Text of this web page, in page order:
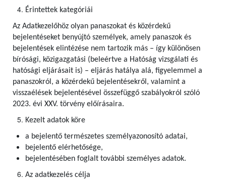
Érintettek kategóriái
Az Adatkezelőhöz olyan panaszokat és közérdekű
bejelentéseket benyújtó személyek, amely panaszok és
bejelentések elintézése nem tartozik más – így különösen
bírósági, közigazgatási (beleértve a Hatóság vizsgálati és
hatósági eljárásait is) – eljárás hatálya alá, figyelemmel a
panaszokról, a közérdekű bejelentésekről, valamint a
visszaélések bejelentésével összefüggő szabályokról szóló
2023. évi XXV. törvény előírásaira.
Kezelt adatok köre
a bejelentő természetes személyazonosító adatai,
bejelentő elérhetősége,
bejelentésében foglalt további személyes adatok.
Az adatkezelés célja